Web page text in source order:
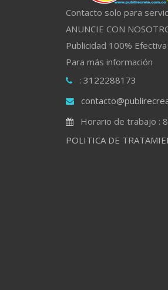
Contacto solo para
ANUNCIE CON
Publicidad 100% Efectiva
Para más información
: 3122288173
Horario de trabajo :
POLITICA DE